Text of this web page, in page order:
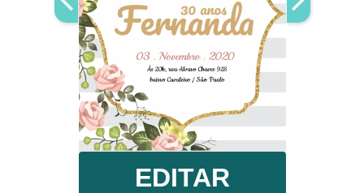
EDITAR